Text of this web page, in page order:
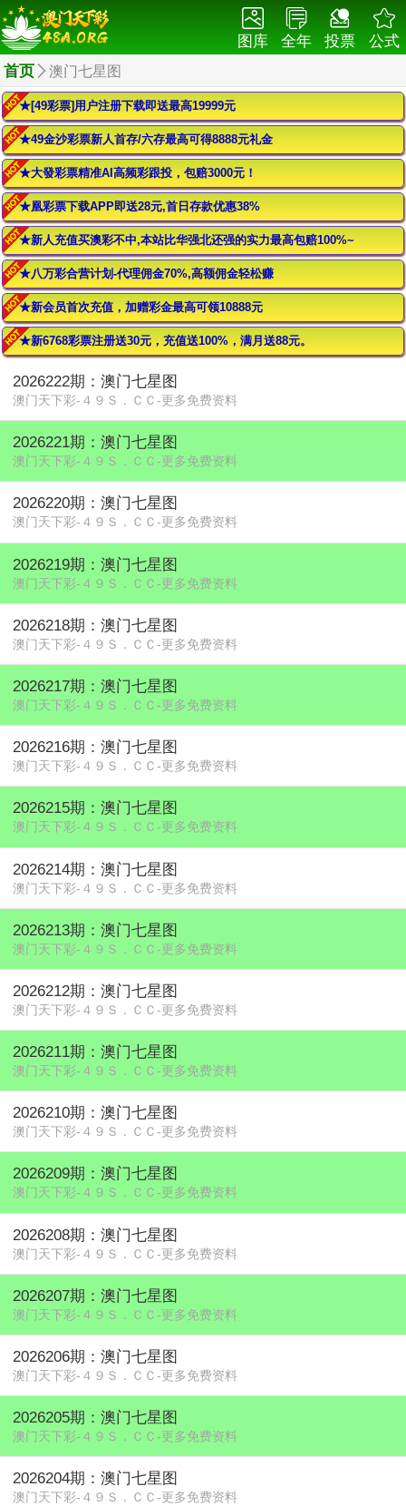
图库 全年 投票
公式
首页
澳门七星图
★[49彩票]用户注册下载即送最高19999元
★49金沙彩票新人首存/六存最高可得8888元礼金
★大發彩票精准AI高频彩跟投，包赔3000元！
★凰彩票下载APP即送28元,首日存款优惠38%
★新人充值买澳彩不中,本站比华强北还强的实力最高包赔100%~
★八万彩合营计划-代理佣金70%,高额佣金轻松赚
★新会员首次充值，加赠彩金最高可领10888元
★新6768彩票注册送30元，充值送100%，满月送88元。
2026222期：澳门七星图
澳门天下彩-４９Ｓ．ＣＣ-更多免费资料
2026221期：澳门七星图
澳门天下彩-４９Ｓ．ＣＣ-更多免费资料
2026220期：澳门七星图
澳门天下彩-４９Ｓ．ＣＣ-更多免费资料
2026219期：澳门七星图
澳门天下彩-４９Ｓ．ＣＣ-更多免费资料
2026218期：澳门七星图
澳门天下彩-４９Ｓ．ＣＣ-更多免费资料
2026217期：澳门七星图
澳门天下彩-４９Ｓ．ＣＣ-更多免费资料
2026216期：澳门七星图
澳门天下彩-４９Ｓ．ＣＣ-更多免费资料
2026215期：澳门七星图
澳门天下彩-４９Ｓ．ＣＣ-更多免费资料
2026214期：澳门七星图
澳门天下彩-４９Ｓ．ＣＣ-更多免费资料
2026213期：澳门七星图
澳门天下彩-４９Ｓ．ＣＣ-更多免费资料
2026212期：澳门七星图
澳门天下彩-４９Ｓ．ＣＣ-更多免费资料
2026211期：澳门七星图
澳门天下彩-４９Ｓ．ＣＣ-更多免费资料
2026210期：澳门七星图
澳门天下彩-４９Ｓ．ＣＣ-更多免费资料
2026209期：澳门七星图
澳门天下彩-４９Ｓ．ＣＣ-更多免费资料
2026208期：澳门七星图
澳门天下彩-４９Ｓ．ＣＣ-更多免费资料
2026207期：澳门七星图
澳门天下彩-４９Ｓ．ＣＣ-更多免费资料
2026206期：澳门七星图
澳门天下彩-４９Ｓ．ＣＣ-更多免费资料
2026205期：澳门七星图
澳门天下彩-４９Ｓ．ＣＣ-更多免费资料
2026204期：澳门七星图
澳门天下彩-４９Ｓ．ＣＣ-更多免费资料